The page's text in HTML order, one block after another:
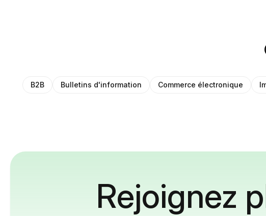
B2B Bulletins d'information Commerce électronique
Rejoignez